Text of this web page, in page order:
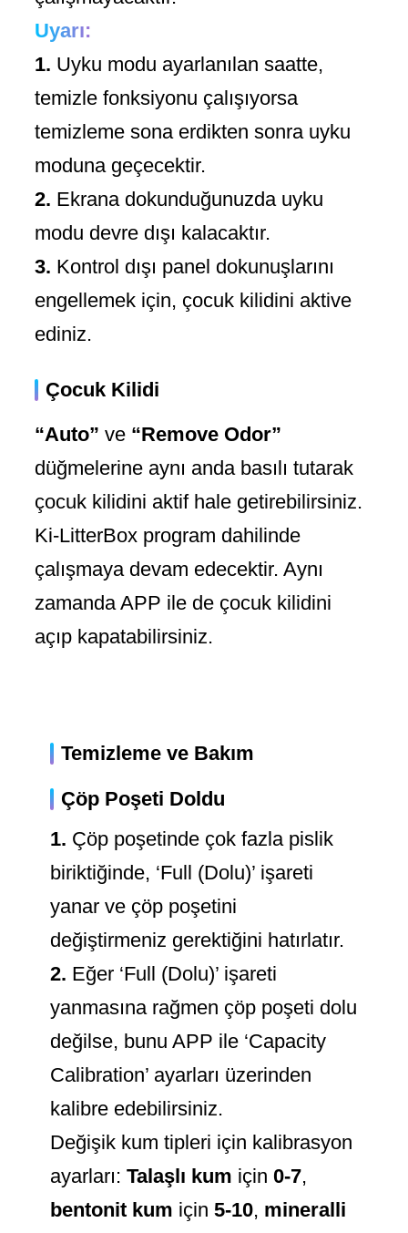
Uyarı:
1. Uyku modu ayarlanılan saatte,
temizle fonksiyonu çalışıyorsa
temizleme sona erdikten sonra uyku
moduna geçecektir.
2. Ekrana dokunduğunuzda uyku
modu devre dışı kalacaktır.
3. Kontrol dışı panel dokunuşlarını
engellemek için, çocuk kilidini aktive
ediniz.
Çocuk Kilidi
“Auto”ve “Remove Odor”
düğmelerine aynı anda basılı tutarak
çocuk kilidini aktif hale getirebilirsiniz.
Ki-LitterBox program dahilinde
çalışmaya devam edecektir. Aynı
zamanda APP ile de çocuk kilidini
açıp kapatabilirsiniz.
Temizleme ve Bakım
Çöp Poşeti Doldu
1. Çöp poşetinde çok fazla pislik
biriktiğinde, ‘Full (Dolu)’ işareti
yanar ve çöp poşetini
değiştirmeniz gerektiğini hatırlatır.
2. Eğer ‘Full (Dolu)’ işareti
yanmasına rağmen çöp poşeti dolu
değilse, bunu APP ile ‘Capacity
Calibration’ ayarları üzerinden
kalibre edebilirsiniz.
Değişik kum tipleri için kalibrasyon
ayarları:Talaşlı kum için0-7,
bentonit kum için5-10, mineralli